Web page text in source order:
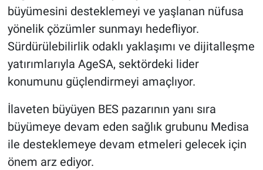
büyümesini desteklemeyi ve yaşlanan nüfusa
yönelik çözümler sunmayı hedefliyor.
Sürdürülebilirlik odaklı yaklaşımı ve dijitalleşme
yatırımlarıyla AgeSA, sektördeki lider
konumunu güçlendirmeyi amaçlıyor.
İlaveten büyüyen BES pazarının yanı sıra
büyümeye devam eden sağlık grubunu Medisa
ile desteklemeye devam etmeleri gelecek için
önem arz ediyor.